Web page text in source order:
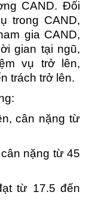
CAND. Đối
trong CAND,
gia CAND,
gian tại ngũ,
vụ trở lên,
trách trở lên.
cân nặng từ
nặng từ 45
từ 17.5 đến